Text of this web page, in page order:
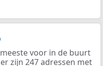
voor in de buurt
zijn 247 adressen met